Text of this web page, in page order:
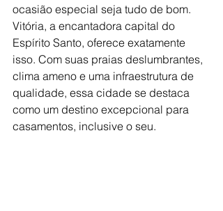
ocasião especial seja tudo de bom.
Vitória, a encantadora capital do
Espírito Santo, oferece exatamente
isso. Com suas praias deslumbrantes,
clima ameno e uma infraestrutura de
qualidade, essa cidade se destaca
como um destino excepcional para
casamentos, inclusive o seu.